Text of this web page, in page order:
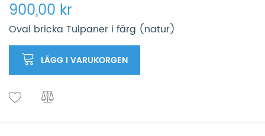
900,00 kr
Oval bricka Tulpaner i färg (natur)
LÄGG I VARUKORGEN